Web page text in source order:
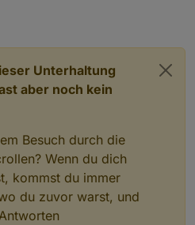
Unterhaltung
aber noch kein
Besuch durch die
Wenn du dich
kommst du immer
du zuvor warst, und